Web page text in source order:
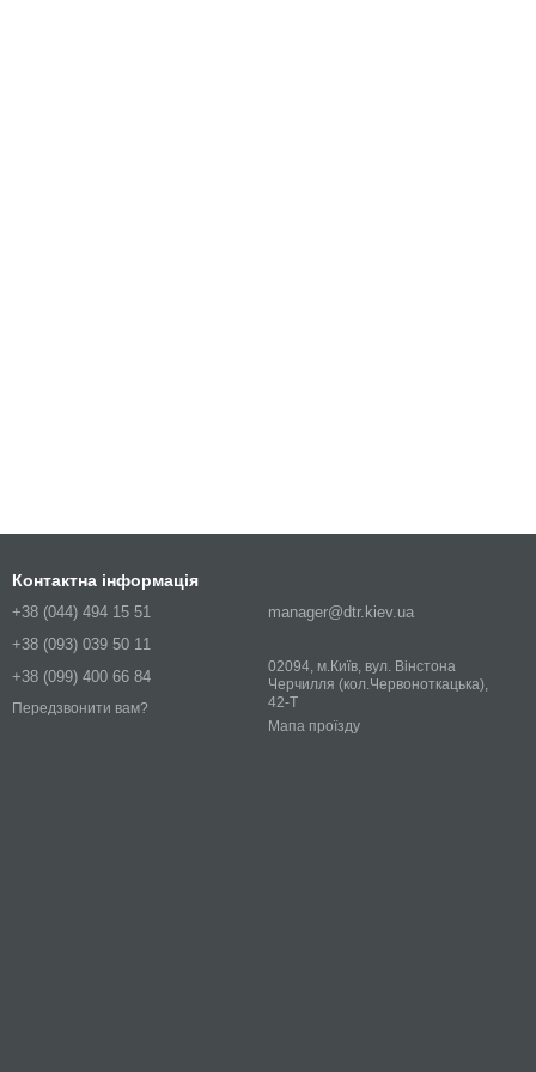
Контактна інформація
+38 (044) 494 15 51
+38 (093) 039 50 11
+38 (099) 400 66 84
Передзвонити вам?
manager@dtr.kiev.ua
02094, м.Київ, вул. Вінстона
Черчилля (кол.Червоноткацька),
42-Т
Мапа проїзду